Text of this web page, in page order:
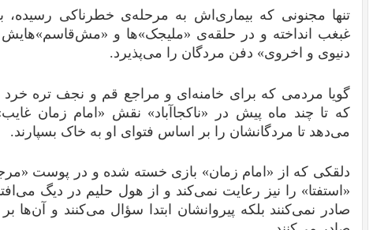
تنها مجنونی که بیماری‌اش به مرحله‌ی خطرناکی رسیده،
غبغب انداخته و در حلقه‌ی «ملیجک»‌ها و
دنیوی و اخروی» دفن مردگان را می‌پذیرد.
گویا مردمی که برای خامنه‌ای و مراجع قم و نجف تره خرد
که تا چند ماه پیش در «ناکجاآباد» نقش «امام زمان
می‌دهد تا مردگانشان را بر اساس فتوای او به خاک بسپارند.
دلقکی که از «امام زمان» بازی خسته شده و در پوست
«استفتا»‌ را نیز رعایت نمی‌کند و از هول حلیم در دیگ
صادر نمی‌کنند بلکه پیروانشان ابتدا سؤال می‌کنند و آن‌ها